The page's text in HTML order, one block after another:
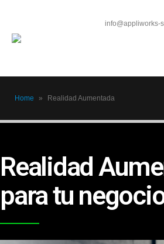
info@appliworks-
Home » Realidad Aumentada
Realidad
para tu